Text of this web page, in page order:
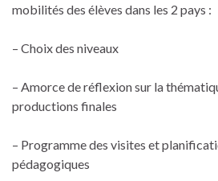
mobilités des élèves dans les 2 pays :
– Choix des niveaux
– Amorce de réflexion sur la
productions finales
– Programme des visites et
pédagogiques